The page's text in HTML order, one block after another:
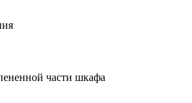
части шкафа